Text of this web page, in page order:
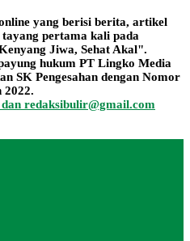
yang berisi berita, artikel
pertama kali pada
Jiwa, Sehat Akal".
hukum PT Lingko Media
SK Pengesahan dengan Nomor
2022.
redaksibulir@gmail.com